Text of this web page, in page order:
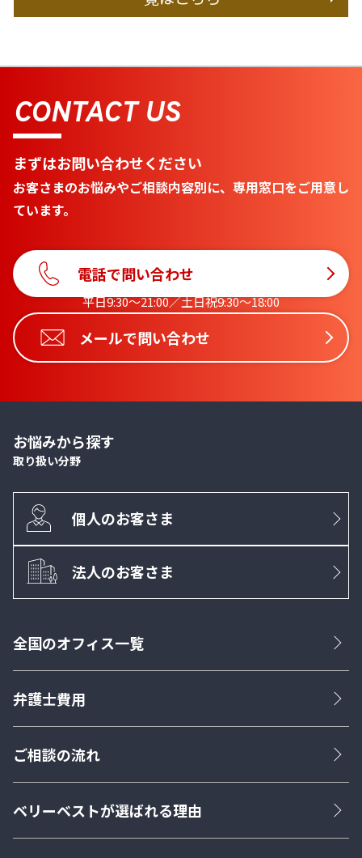
CONTACT US
まずはお問い合わせください
お客さまのお悩みやご相談内容別に、専用窓口をご用意し
ています。
電話で問い合わせ
平日9:30〜21:00／土日祝9:30〜18:00
メールで問い合わせ
お悩みから探す
取り扱い分野
個人のお客さま
法人のお客さま
全国のオフィス一覧
弁護士費用
ご相談の流れ
ベリーベストが選ばれる理由